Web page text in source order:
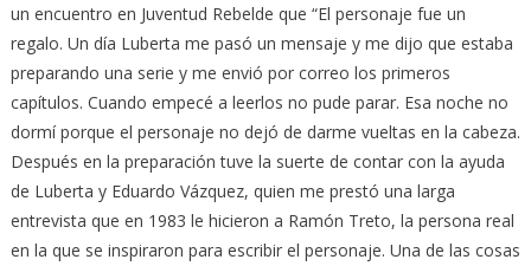
un encuentro en Juventud Rebelde que “El personaje fue un
regalo. Un día Luberta me pasó un mensaje y me dijo que estaba
preparando una serie y me envió por correo los primeros
capítulos. Cuando empecé a leerlos no pude parar. Esa noche no
dormí porque el personaje no dejó de darme vueltas en la cabeza.
Después en la preparación tuve la suerte de contar con la ayuda
de Luberta y Eduardo Vázquez, quien me prestó una larga
entrevista que en 1983 le hicieron a Ramón Treto, la persona real
en la que se inspiraron para escribir el personaje. Una de las cosas